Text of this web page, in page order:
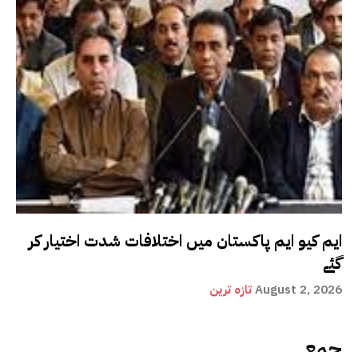
ایم کیو ایم پاکستان میں اختلافات شدت اختیار کر
گئے
تازہ ترینAugust 2, 2026